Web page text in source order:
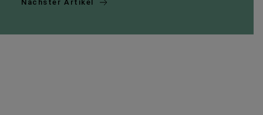
Nächster Artikel